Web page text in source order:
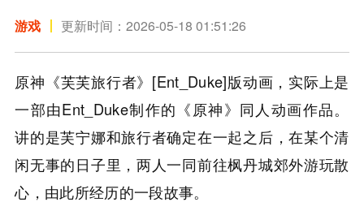
游戏 更新时间：2026-05-18 01:51:26
原神《芙芙旅行者》[Ent_Duke]版动画，实际上是
一部由Ent_Duke制作的《原神》同人动画作品。
讲的是芙宁娜和旅行者确定在一起之后，在某个清
闲无事的日子里，两人一同前往枫丹城郊外游玩散
心，由此所经历的一段故事。